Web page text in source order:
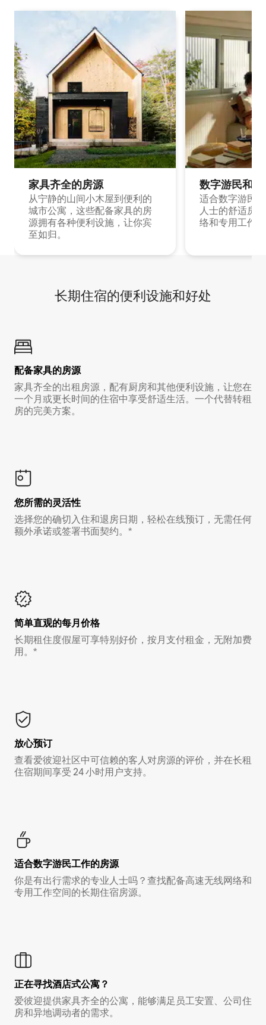
家具齐全的房源
从宁静的山间小木屋到便利的
城市公寓，这些配备家具的房
源拥有各种便利设施，让你宾
至如归。
数字游民和
适合数字游民
人士的舒适房
络和专用工作
长期住宿的便利设施和好处
配备家具的房源
家具齐全的出租房源，配有厨房和其他便利设施，让您在
一个月或更长时间的住宿中享受舒适生活。一个代替转租
房的完美方案。
您所需的灵活性
选择您的确切入住和退房日期，轻松在线预订，无需任何
额外承诺或签署书面契约。*
简单直观的每月价格
长期租住度假屋可享特别好价，按月支付租金，无附加费
用。*
放心预订
查看爱彼迎社区中可信赖的客人对房源的评价，并在长租
住宿期间享受 24 小时用户支持。
适合数字游民工作的房源
你是有出行需求的专业人士吗？查找配备高速无线网络和
专用工作空间的长期住宿房源。
正在寻找酒店式公寓？
爱彼迎提供家具齐全的公寓，能够满足员工安置、公司住
房和异地调动者的需求。